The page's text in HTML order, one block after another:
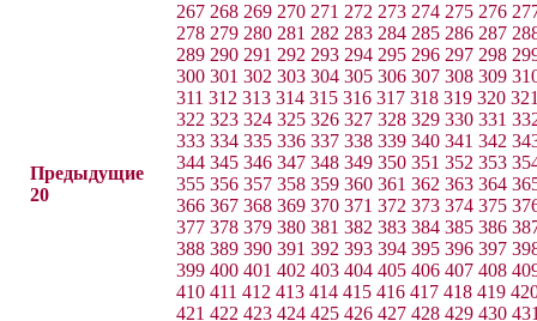
Предыдущие
20
267 268 269 270 271 272 273 274 275 276
278 279 280 281 282 283 284 285 286 287
289 290 291 292 293 294 295 296 297 298
300 301 302 303 304 305 306 307 308 309
311 312 313 314 315 316 317 318 319 320
322 323 324 325 326 327 328 329 330 331
333 334 335 336 337 338 339 340 341 342
344 345 346 347 348 349 350 351 352 353
355 356 357 358 359 360 361 362 363 364
366 367 368 369 370 371 372 373 374 375
377 378 379 380 381 382 383 384 385 386
388 389 390 391 392 393 394 395 396 397
399 400 401 402 403 404 405 406 407 408
410 411 412 413 414 415 416 417 418 419
421 422 423 424 425 426 427 428 429 430